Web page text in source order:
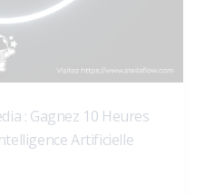
: Gagnez 10 Heures
Artificielle